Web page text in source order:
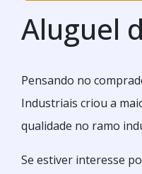
Aluguel
Pensando no
Industriais criou a
qualidade no ramo
Se estiver interesse